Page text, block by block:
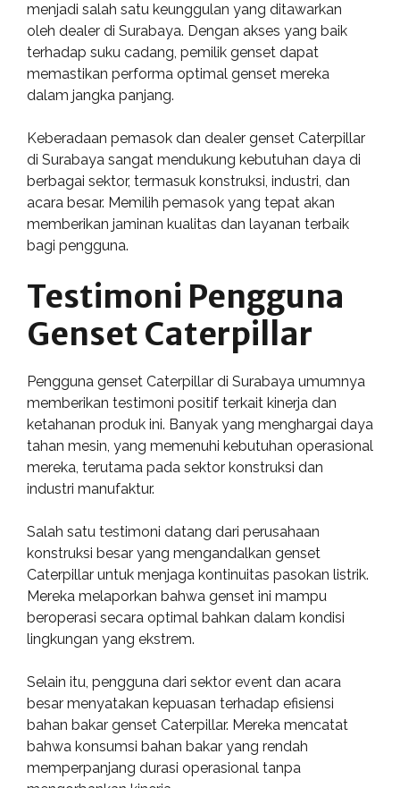
menjadi salah satu keunggulan yang ditawarkan
oleh dealer di Surabaya. Dengan akses yang baik
terhadap suku cadang, pemilik genset dapat
memastikan performa optimal genset mereka
dalam jangka panjang.
Keberadaan pemasok dan dealer genset Caterpillar
di Surabaya sangat mendukung kebutuhan daya di
berbagai sektor, termasuk konstruksi, industri, dan
acara besar. Memilih pemasok yang tepat akan
memberikan jaminan kualitas dan layanan terbaik
bagi pengguna.
Testimoni Pengguna
Genset Caterpillar
Pengguna genset Caterpillar di Surabaya umumnya
memberikan testimoni positif terkait kinerja dan
ketahanan produk ini. Banyak yang menghargai daya
tahan mesin, yang memenuhi kebutuhan operasional
mereka, terutama pada sektor konstruksi dan
industri manufaktur.
Salah satu testimoni datang dari perusahaan
konstruksi besar yang mengandalkan genset
Caterpillar untuk menjaga kontinuitas pasokan listrik.
Mereka melaporkan bahwa genset ini mampu
beroperasi secara optimal bahkan dalam kondisi
lingkungan yang ekstrem.
Selain itu, pengguna dari sektor event dan acara
besar menyatakan kepuasan terhadap efisiensi
bahan bakar genset Caterpillar. Mereka mencatat
bahwa konsumsi bahan bakar yang rendah
memperpanjang durasi operasional tanpa